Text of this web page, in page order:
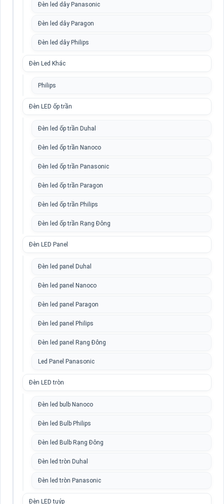
Đèn led dây Panasonic
Đèn led dây Paragon
Đèn led dây Philips
Đèn Led Khác
Philips
Đèn LED ốp trần
Đèn led ốp trần Duhal
Đèn led ốp trần Nanoco
Đèn led ốp trần Panasonic
Đèn led ốp trần Paragon
Đèn led ốp trần Philips
Đèn led ốp trần Rạng Đông
Đèn LED Panel
Đèn led panel Duhal
Đèn led panel Nanoco
Đèn led panel Paragon
Đèn led panel Philips
Đèn led panel Rạng Đông
Led Panel Panasonic
Đèn LED tròn
Đèn led bulb Nanoco
Đèn led Bulb Philips
Đèn led Bulb Rạng Đông
Đèn led tròn Duhal
Đèn led tròn Panasonic
Đèn LED tuýp